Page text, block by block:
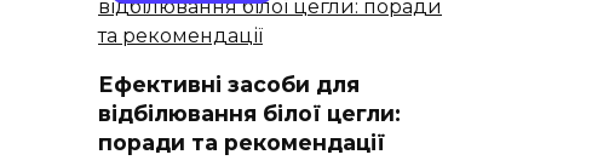
Ефективні засоби для
відбілювання білої цегли:
поради та рекомендації